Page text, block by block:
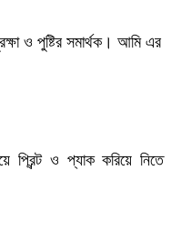
ও পুষ্টির সমার্থক। আমি এর
প্রিন্ট ও প্যাক করিয়ে নিতে